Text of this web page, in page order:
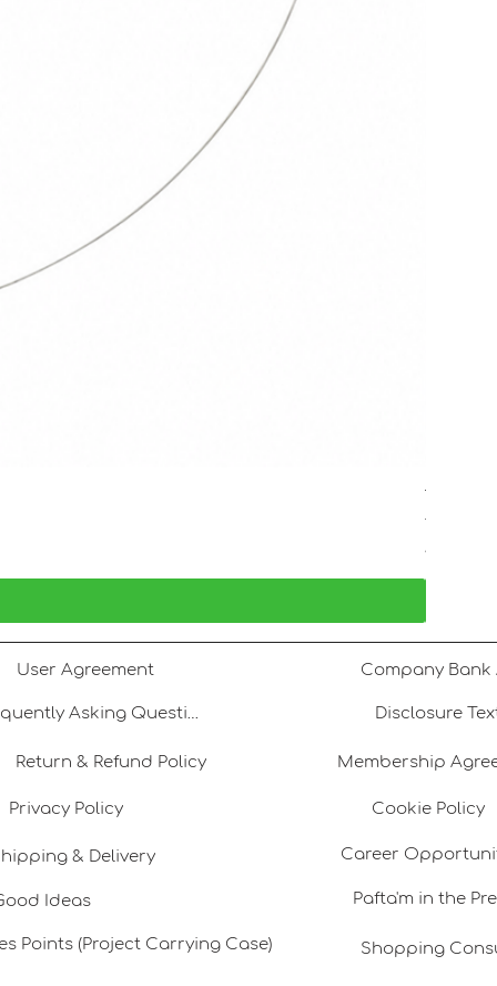
Tatlı Su
Price
TRY
VAT Included
Ideas Pafta'm in the
User Agreement
Frequently Asking Questions
Return & Refund Policy
Privacy Policy
& Delivery
Disclosure
Membership
Cookie Policy
Career
Points (Project Carrying Case) Shopping